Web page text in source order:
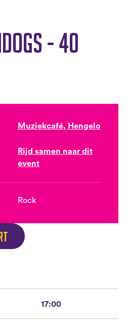
- 40
Muziekcafé, Hengelo
Rijd samen naar dit
event
Rock
17:00